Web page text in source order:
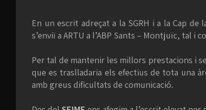
En un escrit adreçat a la SGRH i a la Cap de
s’enviï a ARTU a l’ABP Sants – Montjuïc, tal i
Per tal de mantenir les millors prestacions i
que es traslladaria els efectius de tota una
amb greus dificultats de comunicació.